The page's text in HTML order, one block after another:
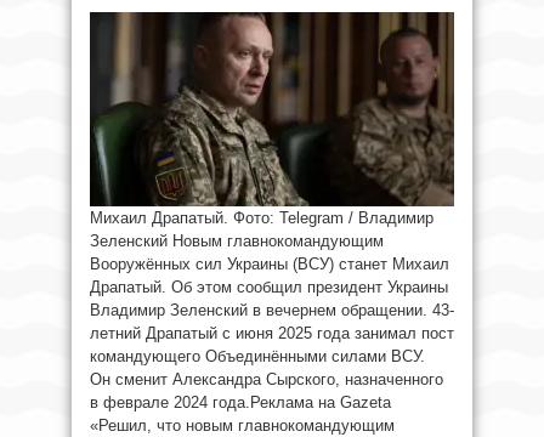
Михаил Драпатый. Фото: Telegram / Владимир
Зеленский Новым главнокомандующим
Вооружённых сил Украины (ВСУ) станет Михаил
Драпатый. Об этом сообщил президент Украины
Владимир Зеленский в вечернем обращении. 43-
летний Драпатый с июня 2025 года занимал пост
командующего Объединёнными силами ВСУ.
Он сменит Александра Сырского, назначенного
в феврале 2024 года.Реклама на Gazeta
«Решил, что новым главнокомандующим